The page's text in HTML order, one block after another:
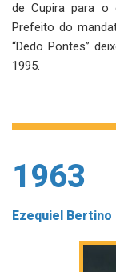
de Cupira para o
Prefeito do
“Dedo Pontes”
1995.
1963
Ezequiel Bertino